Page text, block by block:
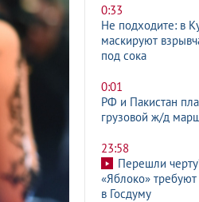
0:33
Не подходите: в
маскируют
под сока
0:01
РФ и Пакистан
грузовой ж/д
23:58
Перешли
«Яблоко»
в Госдуму